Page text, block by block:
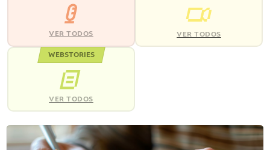
VER TODOS VER TODOS
WEBSTORIES
VER TODOS